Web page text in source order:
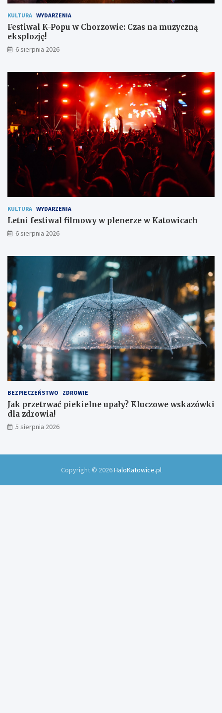
i
e
c
z
e
ń
o
m
e
s
z
k
s
p
l
o
z
KULTURA WYDARZENIA
Festiwal K-Popu w Chorzowie: Czas na muzyczną
eksplozję!
6 sierpnia 2026
KULTURA WYDARZENIA
Letni festiwal filmowy w plenerze w Katowicach
6 sierpnia 2026
BEZPIECZEŃSTWO ZDROWIE
Jak przetrwać piekielne upały? Kluczowe wskazówki
dla zdrowia!
5 sierpnia 2026
Copyright © 2026HaloKatowice.pl